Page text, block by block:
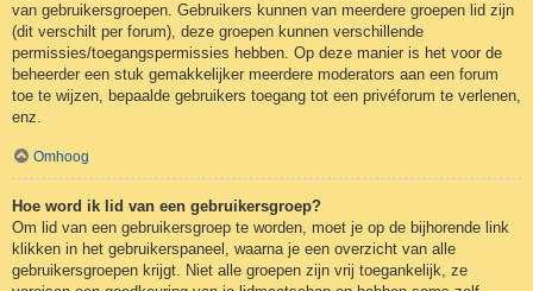
van gebruikersgroepen. Gebruikers kunnen van meerdere groepen lid zijn
(dit verschilt per forum), deze groepen kunnen verschillende
permissies/toegangspermissies hebben. Op deze manier is het voor de
beheerder een stuk gemakkelijker meerdere moderators aan een forum
toe te wijzen, bepaalde gebruikers toegang tot een privéforum te verlenen,
enz.
Omhoog
Hoe word ik lid van een gebruikersgroep?
Om lid van een gebruikersgroep te worden, moet je op de bijhorende link
klikken in het gebruikerspaneel, waarna je een overzicht van alle
gebruikersgroepen krijgt. Niet alle groepen zijn vrij toegankelijk, ze